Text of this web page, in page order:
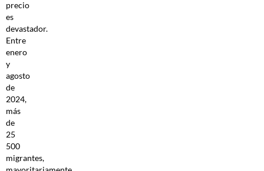
precio
es
devastador.
Entre
enero
y
agosto
de
2024,
más
de
25
500
migrantes,